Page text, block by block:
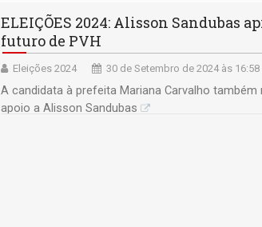
ELEIÇÕES 2024: Alisson Sandubas
futuro de PVH
Eleições 2024 30 de Setembro de 2024 às 16:58
A candidata à prefeita Mariana Carvalho
apoio a Alisson Sandubas